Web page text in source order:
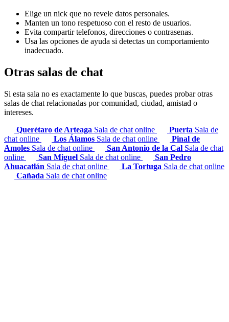
Elige un nick que no revele datos personales.
Manten un tono respetuoso con el resto de usuarios.
Evita compartir telefonos, direcciones o contrasenas.
Usa las opciones de ayuda si detectas un comportamiento
inadecuado.
Otras salas de chat
Si esta sala no es exactamente lo que buscas, puedes probar otras
salas de chat relacionadas por comunidad, ciudad, amistad o
intereses.
Querétaro de Arteaga Sala de chat online Puerta Sala de
chat online
Los Álamos Sala de chat online
Pinal de
Amoles Sala de chat online San Antonio de la Cal Sala de chat
online
San Miguel Sala de chat online
San Pedro
Ahuacatlán Sala de chat online La Tortuga Sala de chat online
Cañada Sala de chat online